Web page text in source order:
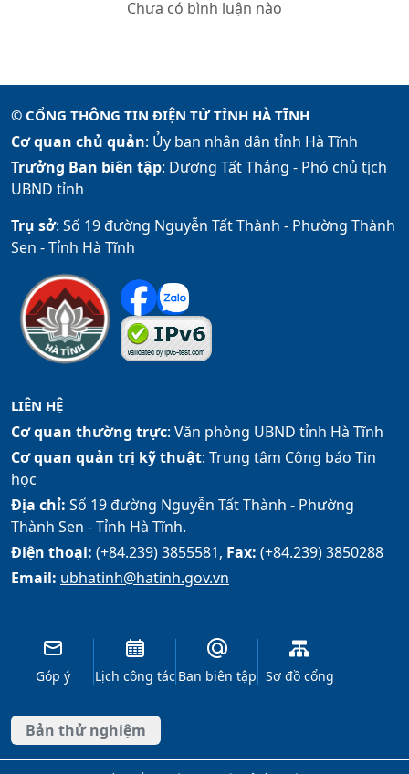
Chưa có bình luận nào
© CỔNG THÔNG TIN ĐIỆN TỬ TỈNH HÀ TĨNH
Cơ quan chủ quản: Ủy ban nhân dân tỉnh Hà Tĩnh
Trưởng Ban biên tập: Dương Tất Thắng - Phó chủ tịch
UBND tỉnh
Trụ sở: Số 19 đường Nguyễn Tất Thành - Phường Thành
Sen - Tỉnh Hà Tĩnh
LIÊN HỆ
Cơ quan thường trực: Văn phòng UBND tỉnh Hà Tĩnh
Cơ quan quản trị kỹ thuật: Trung tâm Công báo Tin
học
Địa chỉ: Số 19 đường Nguyễn Tất Thành - Phường
Thành Sen - Tỉnh Hà Tĩnh.
Điện thoại: (+84.239) 3855581, Fax: (+84.239) 3850288
Email: ubhatinh@hatinh.gov.vn
Góp ý Lịch công tác Ban biên tập Sơ đồ cổng
Bản thử nghiệm